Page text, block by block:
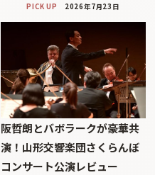
PICK UP 2026年7月23日
阪哲朗とバボラークが豪華共
演！山形交響楽団さくらんぼ
コンサート公演レビュー